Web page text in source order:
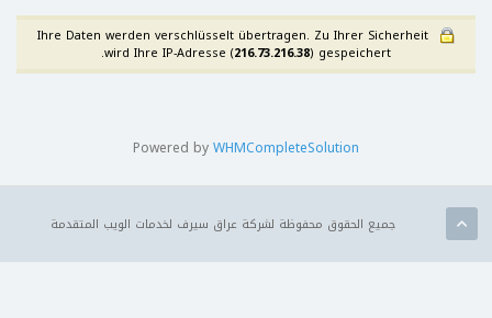
Ihre Daten werden verschlüsselt übertragen. Zu Ihrer Sicherheit
wird Ihre IP-Adresse (216.73.216.38) gespeichert.
Powered byWHMCompleteSolution
جميع الحقوق محفوظة لشركة عراق سيرف لخدمات الويب المتقدمة